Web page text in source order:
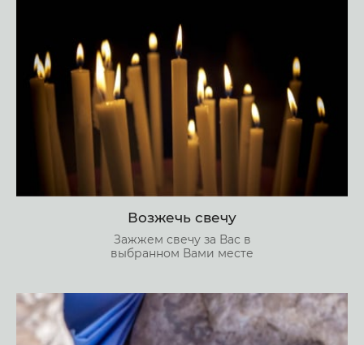
Возжечь свечу
Зажжем свечу за Вас в
выбранном Вами месте